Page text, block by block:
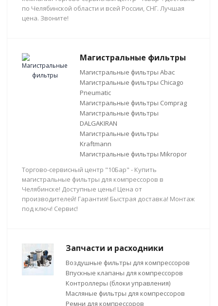
по Челябинской области и всей России, СНГ. Лучшая
цена. Звоните!
Магистральные фильтры
Магистральные фильтры Abac
Магистральные фильтры Chicago
Pneumatic
Магистральные фильтры Comprag
Магистральные фильтры
DALGAKIRAN
Магистральные фильтры
Kraftmann
Магистральные фильтры Mikropor
Торгово-сервисный центр "10Бар" - Купить
магистральные фильтры для компрессоров в
Челябинске! Доступные цены! Цена от
производителей! Гарантия! Быстрая доставка! Монтаж
под ключ! Сервис!
Запчасти и расходники
Воздушные фильтры для компрессоров
Впускные клапаны для компрессоров
Контроллеры (блоки управления)
Масляные фильтры для компрессоров
Ремни для компрессоров